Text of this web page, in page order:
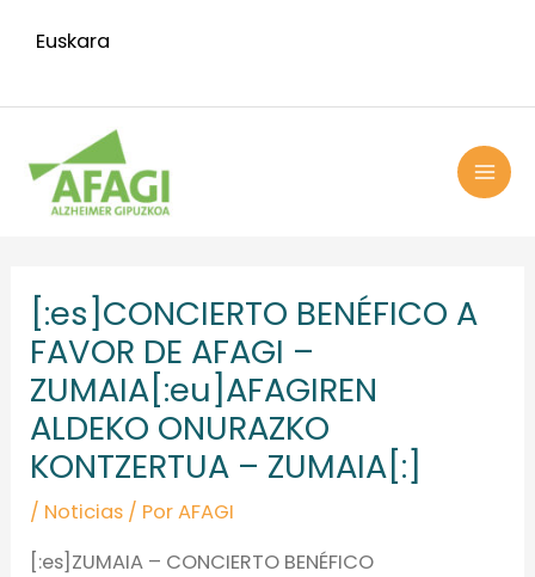
Euskara
[:es]CONCIERTO BENÉFICO A
FAVOR DE AFAGI –
ZUMAIA[:eu]AFAGIREN
ALDEKO ONURAZKO
KONTZERTUA – ZUMAIA[:]
/ Noticias / PorAFAGI
[:es]ZUMAIA – CONCIERTO BENÉFICO
entradas